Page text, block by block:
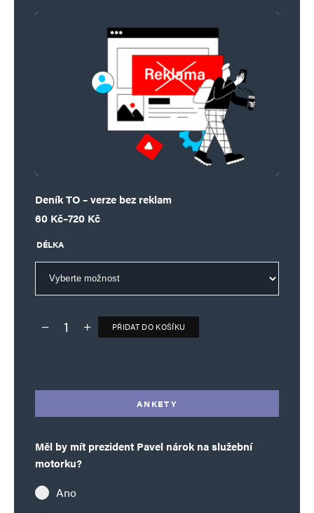
Deník TO – verze bez reklam
60 Kč–720 Kč
Rozpětí cen: 60 Kč až 720 Kč
DÉLKA
Deník TO – verze bez reklam množství
PŘIDAT DO KOŠÍKU
ANKETY
Měl by mít prezident Pavel nárok na služební
motorku?
Ano